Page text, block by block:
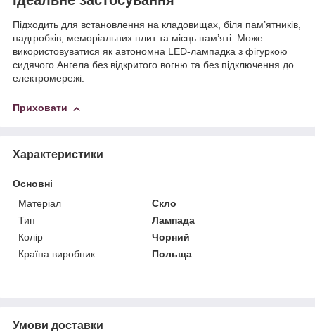
Підходить для встановлення на кладовищах, біля пам’ятників,
надгробків, меморіальних плит та місць пам’яті. Може
використовуватися як автономна LED-лампадка з фігуркою
сидячого Ангела без відкритого вогню та без підключення до
електромережі.
Приховати
Характеристики
Основні
Матеріал
Скло
Тип
Лампада
Колір
Чорний
Країна виробник
Польща
Умови доставки